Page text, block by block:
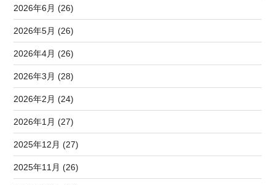
2026年6月 (26)
2026年5月 (26)
2026年4月 (26)
2026年3月 (28)
2026年2月 (24)
2026年1月 (27)
2025年12月 (27)
2025年11月 (26)